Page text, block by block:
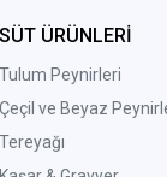
SÜT ÜRÜNLERİ
Tulum Peynirleri
Çeçil ve Beyaz
Tereyağı